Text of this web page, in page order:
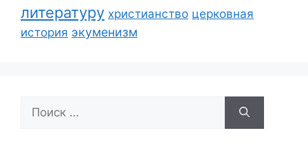
литературу христианство церковная
история экуменизм